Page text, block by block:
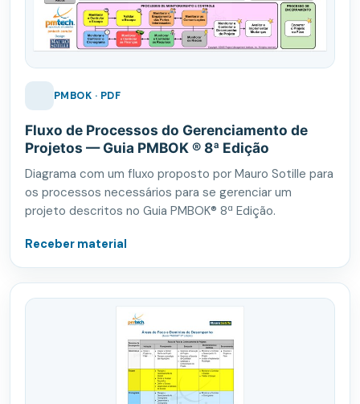
PMBOK · PDF
Fluxo de Processos do Gerenciamento de
Projetos — Guia PMBOK ® 8ª Edição
Diagrama com um fluxo proposto por Mauro Sotille para
os processos necessários para se gerenciar um
projeto descritos no Guia PMBOK® 8ª Edição.
Receber material